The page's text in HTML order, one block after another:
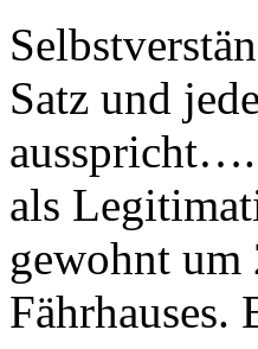
Satz und
als
gewohnt um
Fährhauses.